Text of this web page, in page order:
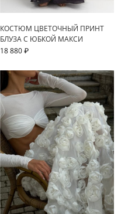
КОСТЮМ ЦВЕТОЧНЫЙ ПРИНТ
БЛУЗА С ЮБКОЙ МАКСИ
18 880 ₽